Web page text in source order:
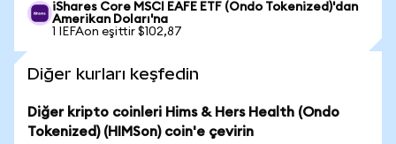
iShares Core MSCI EAFE ETF (Ondo Tokenized)'dan
Amerikan Doları'na
1 IEFAon eşittir $102,87
Diğer kurları keşfedin
Diğer kripto coinleri Hims & Hers Health (Ondo
Tokenized) (HIMSon) coin'e çevirin